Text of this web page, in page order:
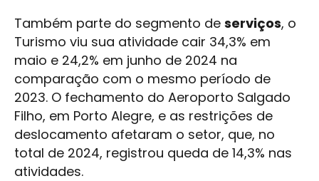
Também parte do segmento de serviços, o
Turismo viu sua atividade cair 34,3% em
maio e 24,2% em junho de 2024 na
comparação com o mesmo período de
2023. O fechamento do Aeroporto Salgado
Filho, em Porto Alegre, e as restrições de
deslocamento afetaram o setor, que, no
total de 2024, registrou queda de 14,3% nas
atividades.